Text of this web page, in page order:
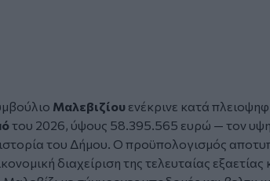
Μαλεβιζίου ενέκρινε κατά
του 2026, ύψους 58.395.565 ευρώ — τον
του Δήμου. Ο προϋπολογισμός
διαχείριση της τελευταίας εξαετίας